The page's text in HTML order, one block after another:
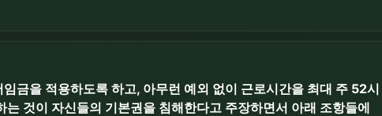
한 형사처벌이 양심의 자유를 침해하는지이다. ①·②·③·⑤는 헌법재
금을 적용하도록 하고, 아무런 예외 없이 근로시간을 최대 주 52시
것이 자신들의 기본권을 침해한다고 주장하면서 아래 조항들에